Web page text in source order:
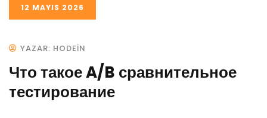
12 MAYIS 2026
YAZAR: HODEIN
Что такое A/B сравнительное
тестирование